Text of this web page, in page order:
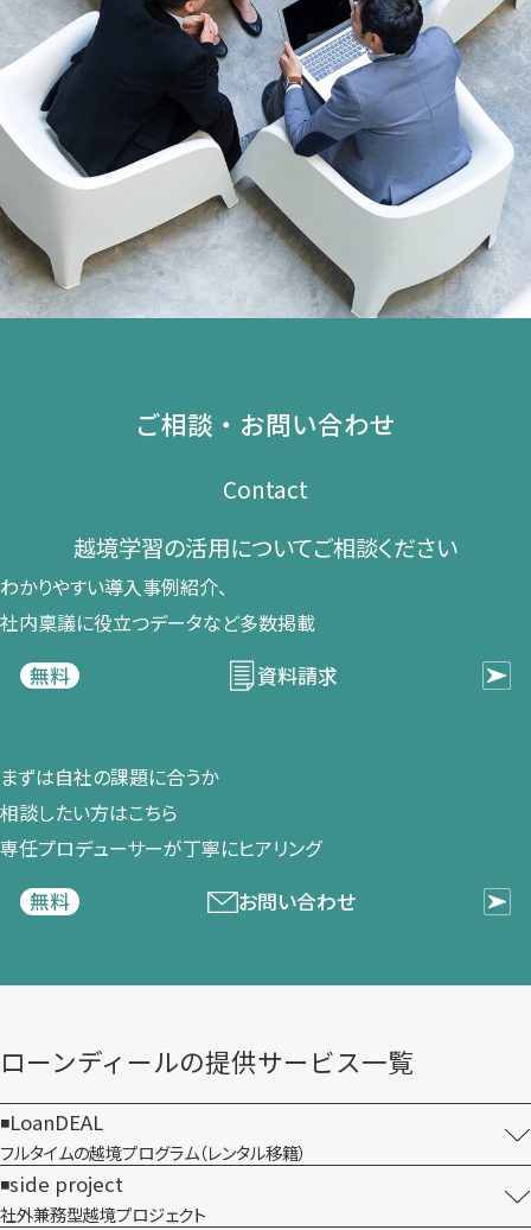
ご相談・お問い合わせ
Contact
越境学習の​活用に​ついて​ご相談ください​
わかりやすい導入事例紹介、​
社内稟議に​役立つデータなど​多数掲載
無料
資料請求
まずは​自社の​課題に​合うか​
相談したい方は​こちら
専任プロデューサーが​丁寧に​ヒアリング
無料
お問い合わせ
ローンディールの​提供サービス一覧
LoanDEAL
フルタイムの越境プログラム​（レンタル移籍）
side project
社外兼務型​越境プロジェクト